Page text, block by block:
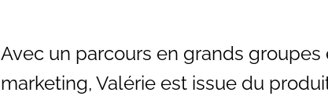
Avec un parcours en grands
marketing, Valérie est issue du